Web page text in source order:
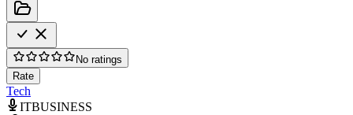
No ratings
Rate
Tech
ITBUSINESS